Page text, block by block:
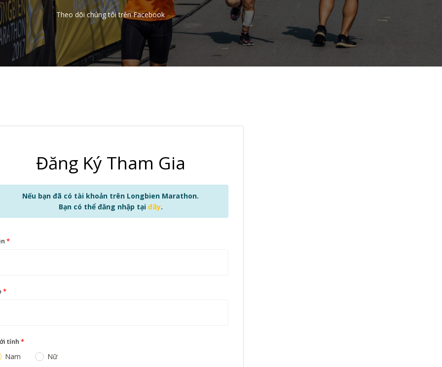
Theo dõi chúng tôi trên Facebook
Đăng Ký Tham Gia
Nếu bạn đã có tài khoản trên Longbien Marathon.
Bạn có thể đăng nhập tại đây.
*
*
tính *
Nam Nữ